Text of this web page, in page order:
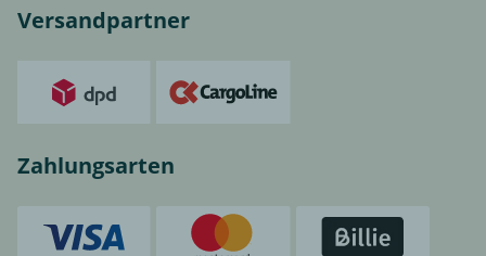
Versandpartner
Zahlungsarten